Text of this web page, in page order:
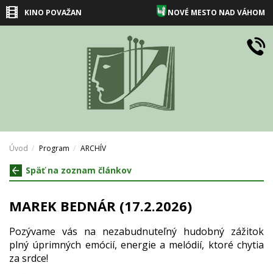
KINO POVAŽAN NOVÉ MESTO NAD VÁHOM
Úvod Program ARCHÍV
Späť na zoznam článkov
MAREK BEDNÁR (17.2.2026)
Pozývame vás na nezabudnuteľný hudobný zážitok
plný úprimných emócií, energie a melódií, ktoré chytia
za srdce!